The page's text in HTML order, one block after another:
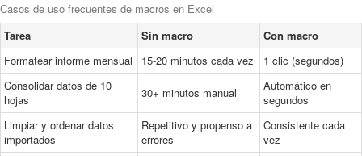
Casos de uso frecuentes de macros en Excel
Tarea
Sin macro
Con macro
Formatear informe mensual
15-20 minutos cada vez
1 clic (segundos)
Consolidar datos de 10
hojas
30+ minutos manual
Automático en
segundos
Limpiar y ordenar datos
importados
Repetitivo y propenso a
errores
Consistente cada
vez